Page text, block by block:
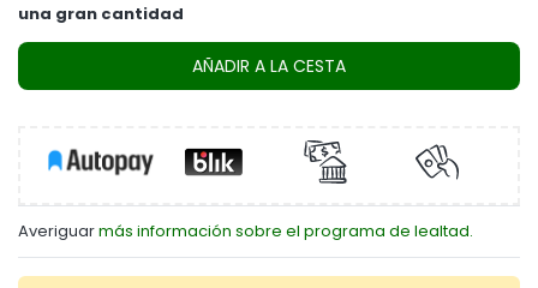
una gran cantidad
AÑADIR A LA CESTA
Averiguarmás información sobre el programa de lealtad.